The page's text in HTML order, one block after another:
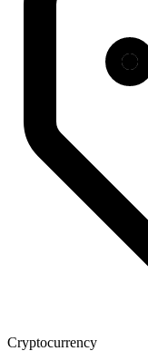
Cryptocurrency